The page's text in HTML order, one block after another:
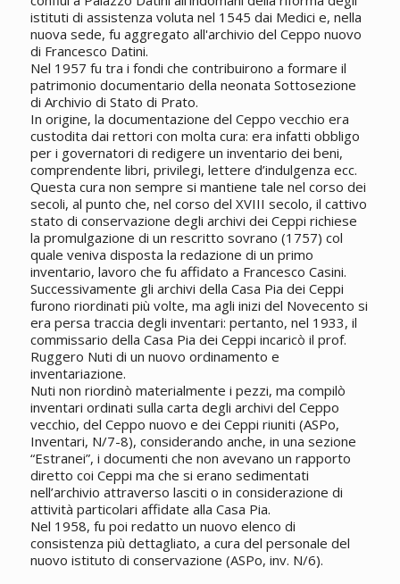
istituti di assistenza voluta nel 1545 dai Medici e, nella
nuova sede, fu aggregato all'archivio del Ceppo nuovo
di Francesco Datini.
Nel 1957 fu tra i fondi che contribuirono a formare il
patrimonio documentario della neonata Sottosezione
di Archivio di Stato di Prato.
In origine, la documentazione del Ceppo vecchio era
custodita dai rettori con molta cura: era infatti obbligo
per i governatori di redigere un inventario dei beni,
comprendente libri, privilegi, lettere d’indulgenza ecc.
Questa cura non sempre si mantiene tale nel corso dei
secoli, al punto che, nel corso del XVIII secolo, il cattivo
stato di conservazione degli archivi dei Ceppi richiese
la promulgazione di un rescritto sovrano (1757) col
quale veniva disposta la redazione di un primo
inventario, lavoro che fu affidato a Francesco Casini.
Successivamente gli archivi della Casa Pia dei Ceppi
furono riordinati più volte, ma agli inizi del Novecento si
era persa traccia degli inventari: pertanto, nel 1933, il
commissario della Casa Pia dei Ceppi incaricò il prof.
Ruggero Nuti di un nuovo ordinamento e
inventariazione.
Nuti non riordinò materialmente i pezzi, ma compilò
inventari ordinati sulla carta degli archivi del Ceppo
vecchio, del Ceppo nuovo e dei Ceppi riuniti (ASPo,
Inventari, N/7-8), considerando anche, in una sezione
“Estranei”, i documenti che non avevano un rapporto
diretto coi Ceppi ma che si erano sedimentati
nell’archivio attraverso lasciti o in considerazione di
attività particolari affidate alla Casa Pia.
Nel 1958, fu poi redatto un nuovo elenco di
consistenza più dettagliato, a cura del personale del
nuovo istituto di conservazione (ASPo, inv. N/6).